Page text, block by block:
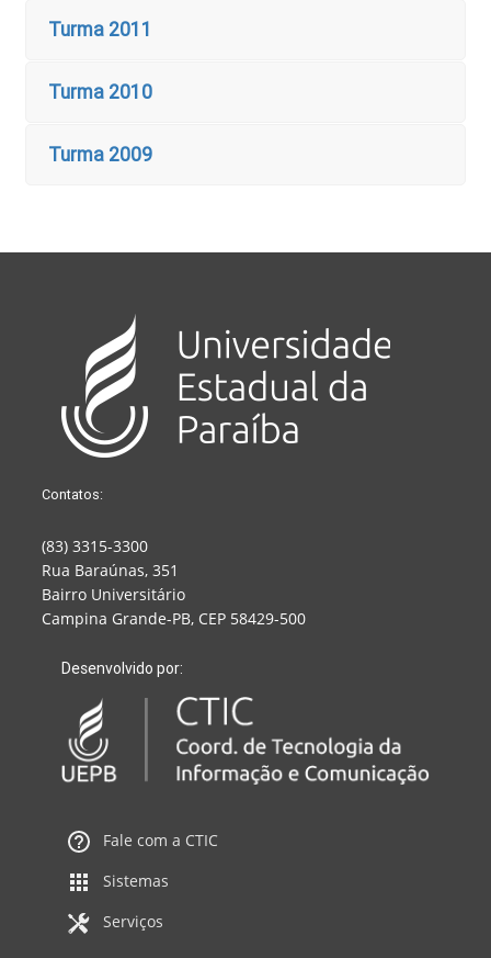
Turma 2011
Turma 2010
Turma 2009
Contatos:
(83) 3315-3300
Rua Baraúnas, 351
Bairro Universitário
Campina Grande-PB, CEP 58429-500
Desenvolvido por:
Fale com a CTIC
Sistemas
Serviços